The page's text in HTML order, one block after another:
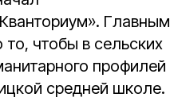
Главным
чтобы в сельских
профилей
средней школе.